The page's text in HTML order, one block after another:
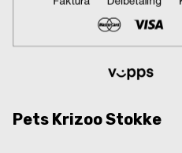
Pets Krizoo Stokke